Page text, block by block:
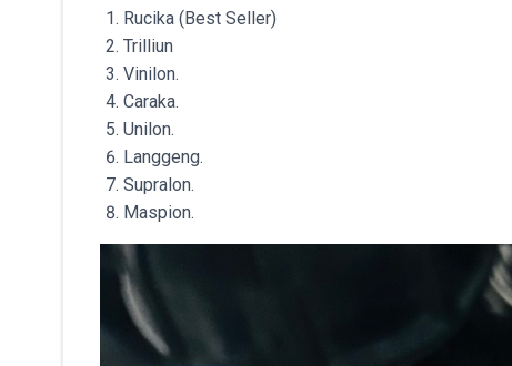
Rucika (Best Seller)
Trilliun
Vinilon.
Caraka.
Unilon.
Langgeng.
Supralon.
Maspion.